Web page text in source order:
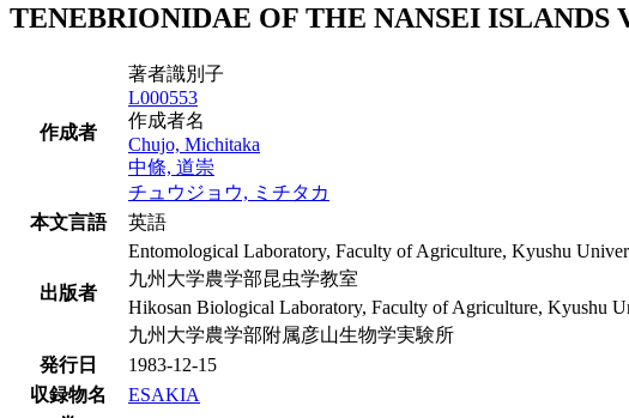
TENEBRIONIDAE OF THE NANSEI ISLANDS
作成者
著者識別子
L000553
作成者名
Chujo, Michitaka
中條, 道崇
チュウジョウ, ミチタカ
本文言語
英語
出版者
Entomological Laboratory, Faculty of Agriculture, Kyushu
九州大学農学部昆虫学教室
Hikosan Biological Laboratory, Faculty of Agriculture, Kyushu
九州大学農学部附属彦山生物学実験所
発行日
1983-12-15
収録物名
ESAKIA